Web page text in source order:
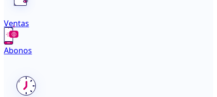
Ventas
Abonos